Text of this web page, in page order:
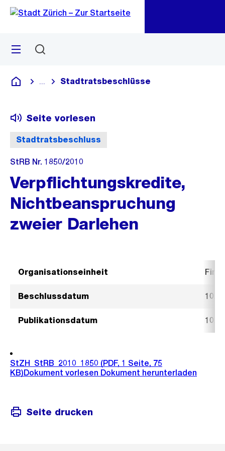
Navigation
Sprunglink
Menü
Deutsch
Blende alle Breadcrumbs ein
Stadtratsbeschlüsse
Stadtratsbeschluss
Seite vorlesen
StRB Nr. 1850/2010
Verpflichtungskredite,
Nichtbeanspruchung
zweier Darlehen
Organisationseinheit
Beschlussdatum 10.
Publikationsdatum 10.
StZH_StRB_2010_1850 (PDF, 1 Seite, 75
KB)Dokument vorlesen Dokument herunterladen
Seite drucken